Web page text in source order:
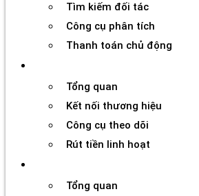
Tìm kiếm đối tác
Công cụ phân tích
Thanh toán chủ động
Tổng quan
Kết nối thương hiệu
Công cụ theo dõi
Rút tiền linh hoạt
Tổng quan